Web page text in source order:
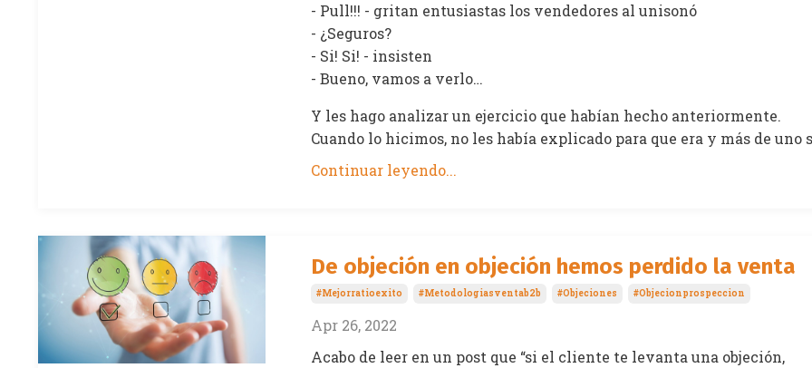
- Pull!!! - gritan entusiastas los vendedores al unisonó
- ¿Seguros?
- Si! Si! - insisten
- Bueno, vamos a verlo…
Y les hago analizar un ejercicio que habían hecho anteriormente.
Cuando lo hicimos, no les había explicado para que era y más de uno
Continuar leyendo...
De objeción en objeción hemos perdido la venta
#mejorratioexito #metodologiasventab2b #objeciones #objecionprospeccion
Apr 26, 2022
Acabo de leer en un post que “si el cliente te levanta una objeción,